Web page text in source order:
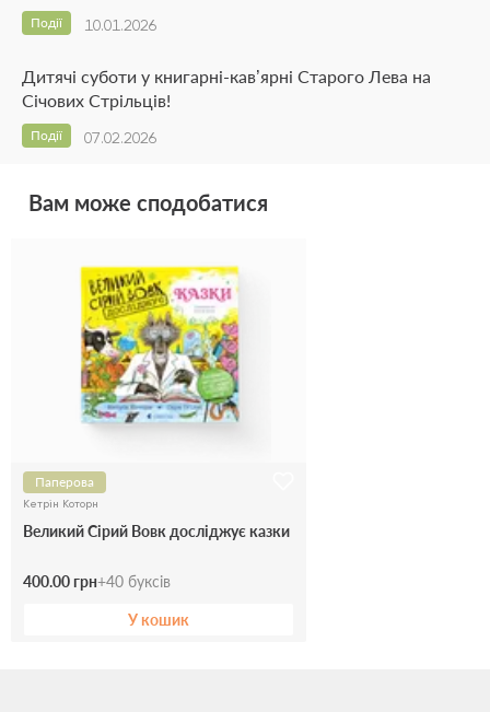
10.01.2026
Події
Дитячі суботи у книгарні-кав’ярні Старого Лева на
Січових Стрільців!
07.02.2026
Події
Вам може сподобатися
Паперова
Кетрін Которн
Великий Сірий Вовк досліджує казки
400.00 грн+40 буксів
У кошик